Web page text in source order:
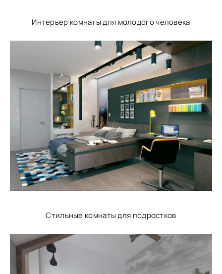
Интерьер комнаты для молодого человека
Стильные комнаты для подростков